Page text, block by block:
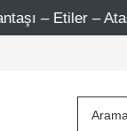
Ataşehir